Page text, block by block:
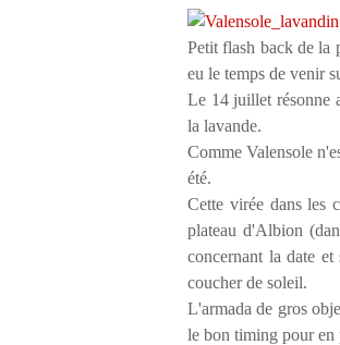
Petit flash back de la
eu le temps de venir
Le 14 juillet résonne
la lavande.
Comme Valensole
été.
Cette virée dans les
plateau d'Albion
concernant la date
coucher de soleil.
L'armada de gros
le bon timing pour en